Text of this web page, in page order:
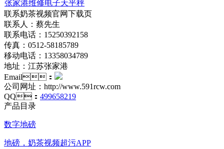
张家港维修电子天平秤
联系奶茶视频官网下载页
联系人：蔡先生
联系电话：15250392158
传真：0512-58185789
移动电话：13358034789
地址：江苏张家港
Email：
公司网址：http://www.591rcw.com
QQ： 499658219
产品目录
数字地磅
地磅，奶茶视频超污APP